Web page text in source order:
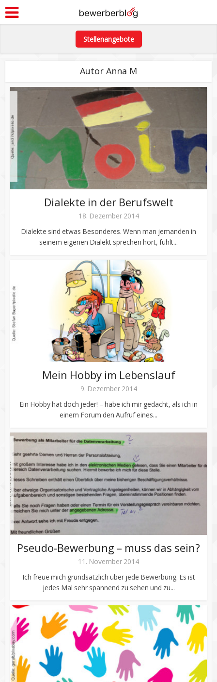
Stellenangebote
Autor Anna M
Dialekte in der Berufswelt
18. Dezember 2014
Dialekte sind etwas Besonderes. Wenn man jemanden in
seinem eigenen Dialekt sprechen hört, fühlt...
Mein Hobby im Lebenslauf
9. Dezember 2014
Ein Hobby hat doch jeder! – habe ich mir gedacht, als ich in
einem Forum den Aufruf eines...
Pseudo-Bewerbung – muss das sein?
11. November 2014
Ich freue mich grundsätzlich über jede Bewerbung. Es ist
jedes Mal sehr spannend zu sehen und zu...